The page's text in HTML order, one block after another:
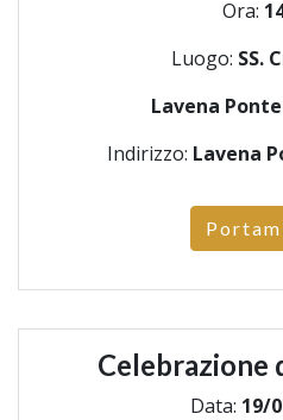
Ora:
Luogo: SS.
Lavena
Indirizzo: Lavena
Celebrazione
Data: 19/